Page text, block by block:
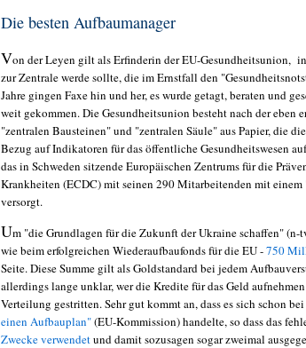
Die besten Aufbaumanager
Von der Leyen gilt als Erfinderin der EU-Gesundheitsunion,
zur Zentrale werde sollte, die im Ernstfall den
Jahre gingen Faxe hin und her, es wurde getagt, beraten und
weit gekommen. Die Gesundheitsunion besteht nach der eben
"zentralen Bausteinen" und "zentralen Säule" aus Papier, die
Bezug auf Indikatoren für das öffentliche Gesundheitswesen
das in Schweden sitzende Europäischen Zentrums für die
Krankheiten (ECDC) mit seinen 290 Mitarbeitenden mit
versorgt.
Um "die Grundlagen für die Zukunft der Ukraine schaffen" (n-
wie beim erfolgreichen Wiederaufbaufonds für die EU -750
Seite. Diese Summe gilt als Goldstandard bei jedem
allerdings lange unklar, wer die Kredite für das Geld
Verteilung gestritten. Sehr gut kommt an, dass es sich schon
einen Aufbauplan"(EU-Kommission) handelte, so dass das
Zwecke verwendetund damit sozusagen sogar zweimal